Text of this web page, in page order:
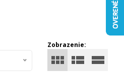
Zobrazenie: